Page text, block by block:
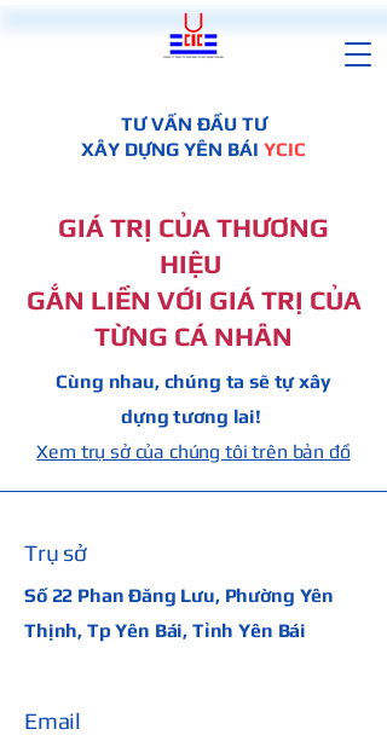
TƯ VẤN ĐẦU TƯ
XÂY DỰNG YÊN BÁI YCIC
GIÁ TRỊ CỦA THƯƠNG
HIỆU
GẮN LIỀN VỚI GIÁ TRỊ CỦA
TỪNG CÁ NHÂN
Cùng nhau, chúng ta sẽ tự xây
dựng tương lai!
Xem trụ sở của chúng tôi trên bản đồ
Trụ sở
Số 22 Phan Đăng Lưu, Phường Yên
Thịnh, Tp Yên Bái, Tỉnh Yên Bái
Email